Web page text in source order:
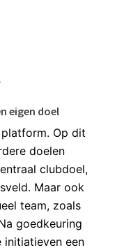
eigen doel
Op dit
doelen
clubdoel,
Maar ook
team, zoals
goedkeuring
een